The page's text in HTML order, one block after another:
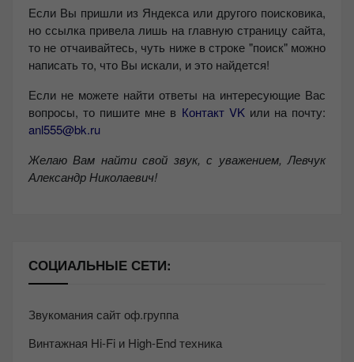
Если Вы пришли из Яндекса или другого поисковика,
но ссылка привела лишь на главную страницу сайта,
то не отчаивайтесь, чуть ниже в строке "поиск" можно
написать то, что Вы искали, и это найдется!
Если не можете найти ответы на интересующие Вас
вопросы, то пишите мне в Контакт VKили на почту:
anl555@bk.ru
Желаю Вам найти свой звук, с уважением, Левчук
Александр Николаевич!
СОЦИАЛЬНЫЕ СЕТИ:
Звукомания сайт оф.группа
Винтажная Hi-Fi и High-End техника